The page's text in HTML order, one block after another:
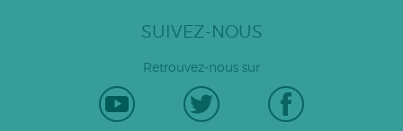
SUIVEZ-NOUS
Retrouvez-nous sur